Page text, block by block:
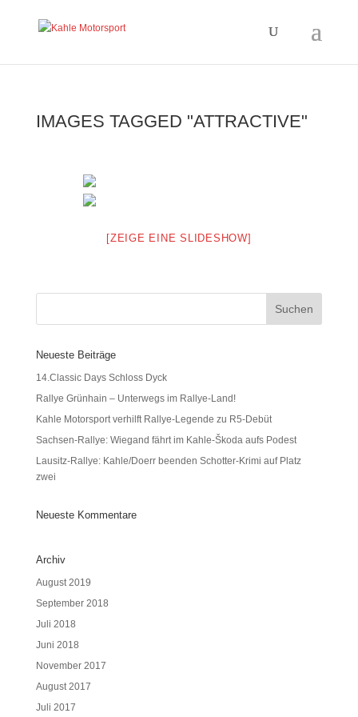
IMAGES TAGGED "ATTRACTIVE"
[ZEIGE EINE SLIDESHOW]
Neueste Beiträge
14.Classic Days Schloss Dyck
Rallye Grünhain – Unterwegs im Rallye-Land!
Kahle Motorsport verhilft Rallye-Legende zu R5-Debüt
Sachsen-Rallye: Wiegand fährt im Kahle-Škoda aufs Podest
Lausitz-Rallye: Kahle/Doerr beenden Schotter-Krimi auf Platz
zwei
Neueste Kommentare
Archiv
August 2019
September 2018
Juli 2018
Juni 2018
November 2017
August 2017
Juli 2017